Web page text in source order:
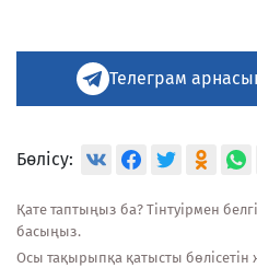
Телеграм
Бөлісу:
Қате таптыңыз ба? Тінтуірмен
басыңыз.
Осы тақырыпқа қатысты бөлісетін